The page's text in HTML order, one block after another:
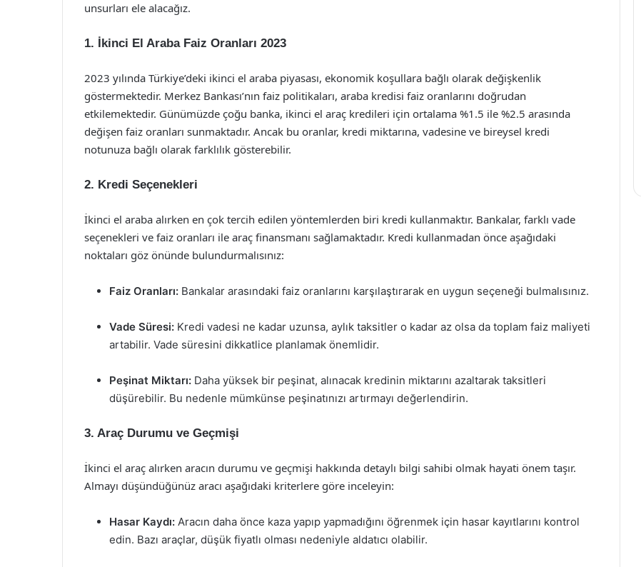
unsurları ele alacağız.
1. İkinci El Araba Faiz Oranları 2023
2023 yılında Türkiye’deki ikinci el araba piyasası, ekonomik koşullara bağlı olarak değişkenlik
göstermektedir. Merkez Bankası’nın faiz politikaları, araba kredisi faiz oranlarını doğrudan
etkilemektedir. Günümüzde çoğu banka, ikinci el araç kredileri için ortalama %1.5 ile %2.5 arasında
değişen faiz oranları sunmaktadır. Ancak bu oranlar, kredi miktarına, vadesine ve bireysel kredi
notunuza bağlı olarak farklılık gösterebilir.
2. Kredi Seçenekleri
İkinci el araba alırken en çok tercih edilen yöntemlerden biri kredi kullanmaktır. Bankalar, farklı vade
seçenekleri ve faiz oranları ile araç finansmanı sağlamaktadır. Kredi kullanmadan önce aşağıdaki
noktaları göz önünde bulundurmalısınız:
Faiz Oranları: Bankalar arasındaki faiz oranlarını karşılaştırarak en uygun seçeneği bulmalısınız.
Vade Süresi: Kredi vadesi ne kadar uzunsa, aylık taksitler o kadar az olsa da toplam faiz maliyeti
artabilir. Vade süresini dikkatlice planlamak önemlidir.
Peşinat Miktarı: Daha yüksek bir peşinat, alınacak kredinin miktarını azaltarak taksitleri
düşürebilir. Bu nedenle mümkünse peşinatınızı artırmayı değerlendirin.
3. Araç Durumu ve Geçmişi
İkinci el araç alırken aracın durumu ve geçmişi hakkında detaylı bilgi sahibi olmak hayati önem taşır.
Almayı düşündüğünüz aracı aşağıdaki kriterlere göre inceleyin:
Hasar Kaydı: Aracın daha önce kaza yapıp yapmadığını öğrenmek için hasar kayıtlarını kontrol
edin. Bazı araçlar, düşük fiyatlı olması nedeniyle aldatıcı olabilir.